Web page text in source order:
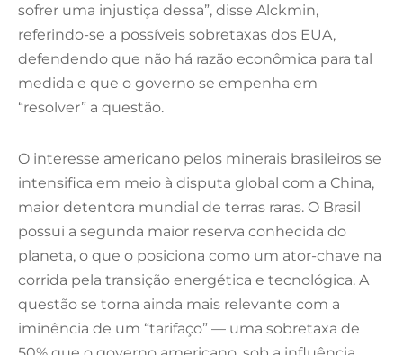
sofrer uma injustiça dessa”, disse Alckmin,
referindo-se a possíveis sobretaxas dos EUA,
defendendo que não há razão econômica para tal
medida e que o governo se empenha em
“resolver” a questão.
O interesse americano pelos minerais brasileiros se
intensifica em meio à disputa global com a China,
maior detentora mundial de terras raras. O Brasil
possui a segunda maior reserva conhecida do
planeta, o que o posiciona como um ator-chave na
corrida pela transição energética e tecnológica. A
questão se torna ainda mais relevante com a
iminência de um “tarifaço” — uma sobretaxa de